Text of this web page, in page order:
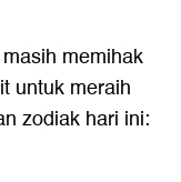
memihak
untuk meraih
zodiak hari ini: